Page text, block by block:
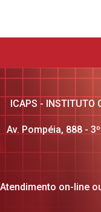
ICAPS - INSTITUTO
Av. Pompéia, 888 -
Atendimento on-line